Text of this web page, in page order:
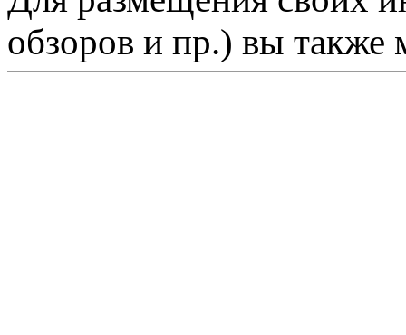
обзоров и пр.) вы также